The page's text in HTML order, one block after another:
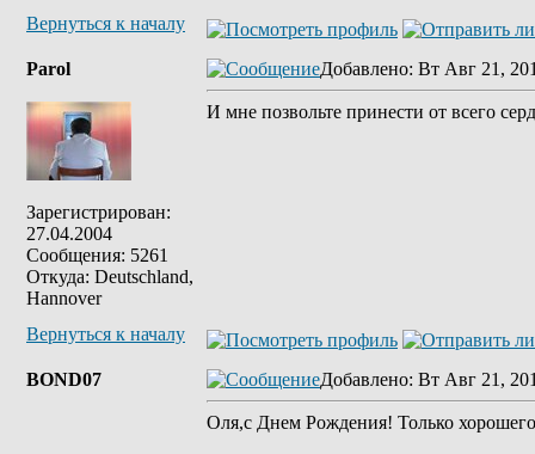
Вернуться к началу
Parol
Зарегистрирован:
27.04.2004
Сообщения: 5261
Откуда: Deutschland,
Hannover
Добавлено: Вт Авг 21,
И мне позвольте принести от всего
Вернуться к началу
BOND07 Добавлено: Вт Авг 21,
Оля,с Днем Рождения! Только